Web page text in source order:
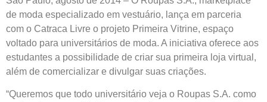
de moda especializado em vestuário, lança em parceria
com o Catraca Livre o projeto Primeira Vitrine, espaço
voltado para universitários de moda. A iniciativa oferece aos
estudantes a possibilidade de criar sua primeira loja virtual,
além de comercializar e divulgar suas criações.
“Queremos que todo universitário veja o Roupas S.A. como